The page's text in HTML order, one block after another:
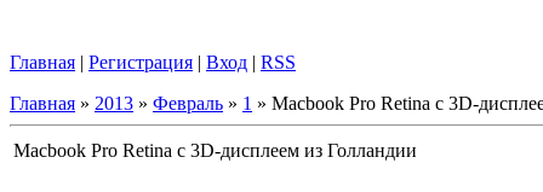
Главная | Регистрация | Вход | RSS
Главная » 2013 » Февраль » 1 » Macbook Pro Retina с 3D-
Macbook Pro Retina с 3D-дисплеем из Голландии